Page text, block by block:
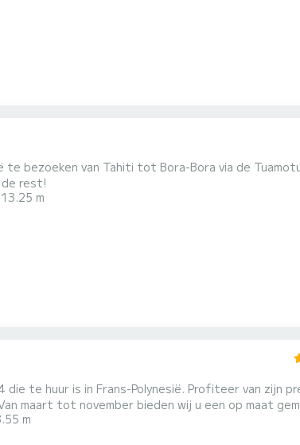
te bezoeken van Tahiti tot Bora-Bora via de
rest!
13.25 m
te huur is in Frans-Polynesië. Profiteer van zijn
↳ De Windward Islands: Tahiti, Moorea,
m